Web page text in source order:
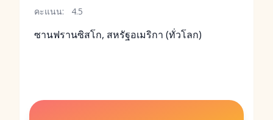
คะแนน: 4.5
ซานฟรานซิสโก, สหรัฐอเมริกา (ทั่วโลก)